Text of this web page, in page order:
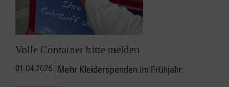
Volle Container bitte melden
01.04.2026 Mehr Kleiderspenden im Frühjahr